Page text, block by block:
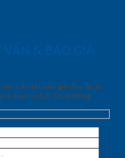
VẤN & BÁO GIÁ
cầu tải báo giá đầy đủ &
tranh nhất thị trường!